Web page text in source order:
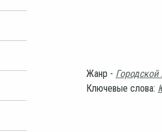
Жанр -
Ключевые слова: